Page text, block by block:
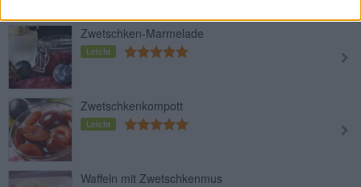
Zwetschken-Marmelade
Leicht
Zwetschkenkompott
Leicht
Waffeln mit Zwetschkenmus